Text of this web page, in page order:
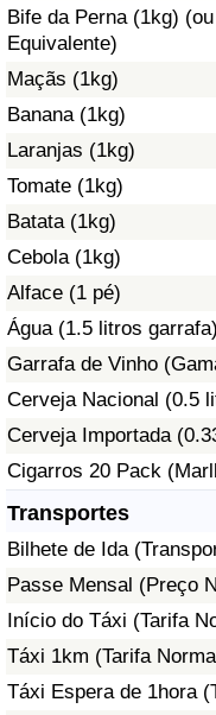
Bife da Perna (1kg)
Equivalente)
Maçãs (1kg)
Banana (1kg)
Laranjas (1kg)
Tomate (1kg)
Batata (1kg)
Cebola (1kg)
Alface (1 pé)
Água (1.5 litros garrafa)
Garrafa de Vinho
Cerveja Nacional (0.5
Cerveja Importada
Cigarros 20 Pack
Transportes
Bilhete de Ida
Passe Mensal (Preço
Início do Táxi (Tarifa
Táxi 1km (Tarifa
Táxi Espera de 1hora
Poluição
Índice de poluição
Indicador de Poluição
Trânsito
Indicador de Trânsito
Indicador de Trânsito
Indicador de Trânsito